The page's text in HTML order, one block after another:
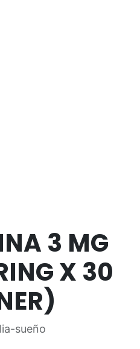
3 MG
X 30
sueño